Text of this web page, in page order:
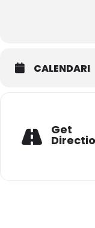
CALENDARI
Get